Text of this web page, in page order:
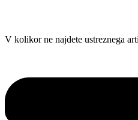
Skip
V kolikor ne najdete ustreznega